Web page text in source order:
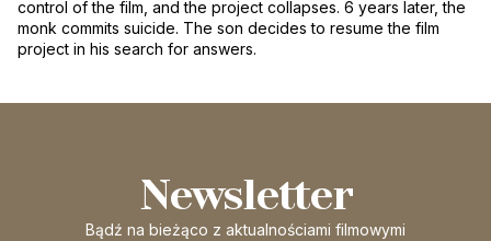
control of the film, and the project collapses. 6 years later, the
monk commits suicide. The son decides to resume the film
project in his search for answers.
Newsletter
Bądź na bieżąco z aktualnościami filmowymi